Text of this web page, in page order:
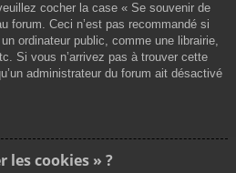
cocher la case « Se souvenir de
forum. Ceci n’est pas recommandé si
ordinateur public, comme une librairie,
Si vous n’arrivez pas à trouver cette
administrateur du forum ait désactivé
les cookies » ?